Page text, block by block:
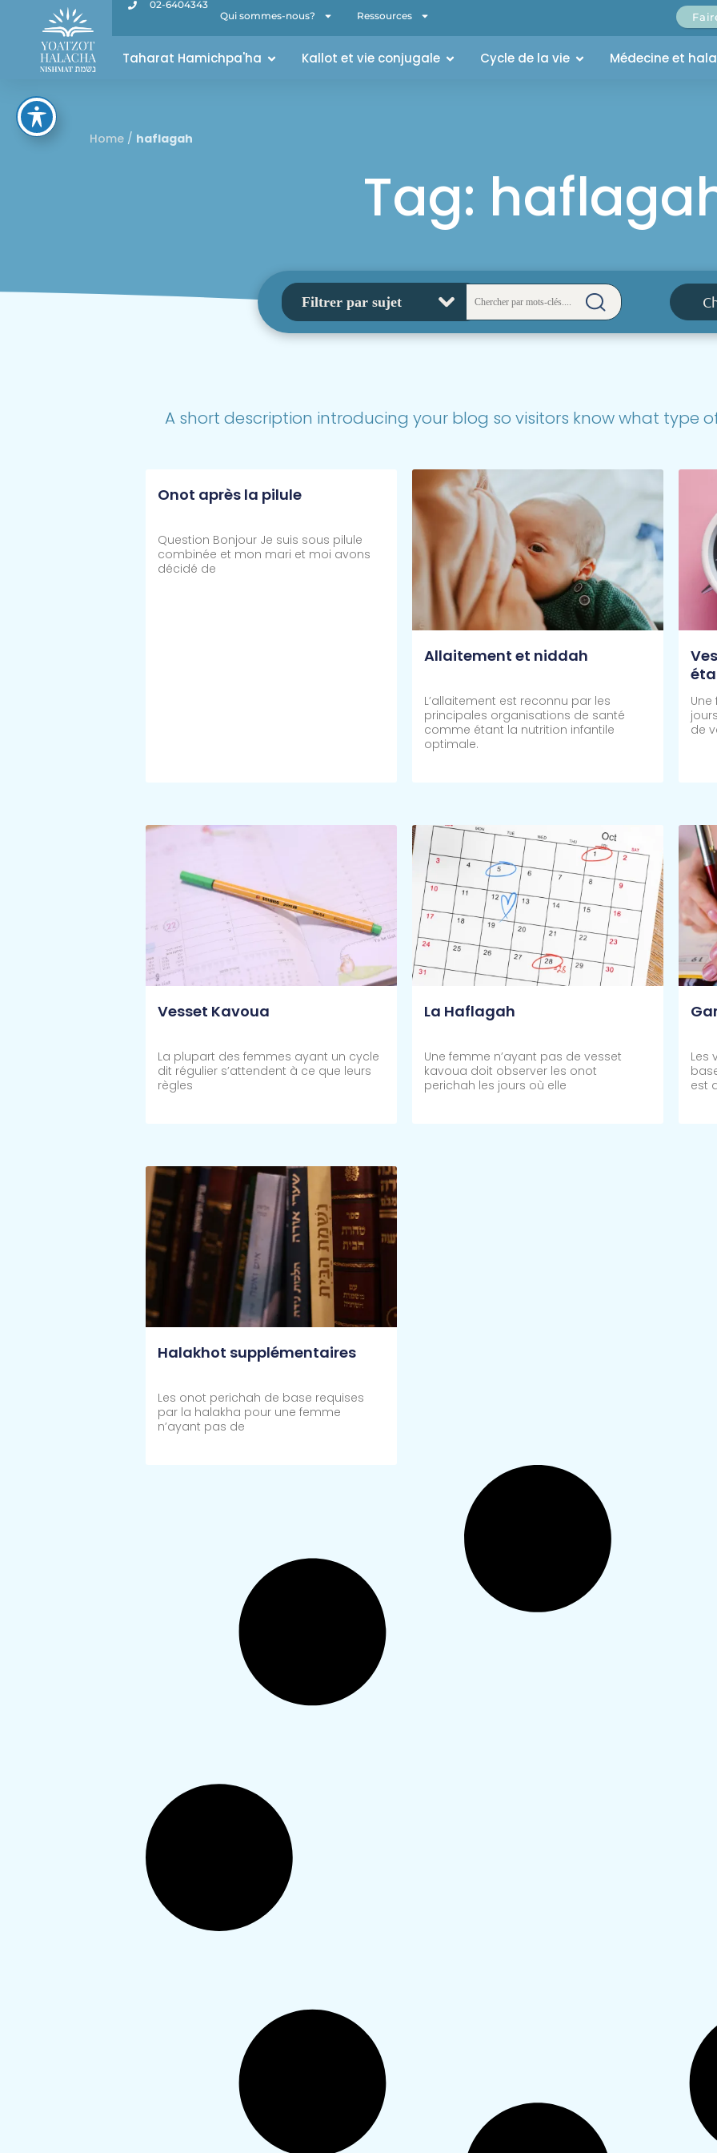
02-6404343
Qui sommes-nous?
Ressources
Taharat Hamichpa'ha Kallot et vie conjugale Cycle de la vie Médecine et
Home / haflagah
Tag:
A short description introducing your blog so visitors know what type
Onot après la pilule
Question Bonjour Je suis sous pilule
combinée et mon mari et moi avons
décidé de
Allaitement et niddah
L’allaitement est reconnu par les
principales organisations de santé
comme étant la nutrition infantile
optimale.
de
Vesset Kavoua
La plupart des femmes ayant un cycle
dit régulier s’attendent à ce que leurs
règles
La Haflagah
Une femme n’ayant pas de vesset
kavoua doit observer les onot
perichah les jours où elle
Les
est
Halakhot supplémentaires
Les onot perichah de base requises
par la halakha pour une femme
n’ayant pas de